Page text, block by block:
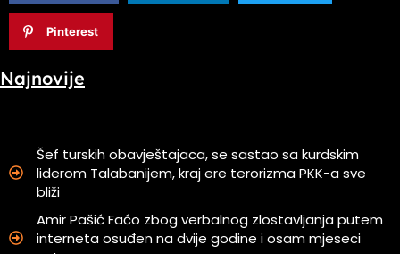
Pinterest
Najnovije
Šef turskih obavještajaca, se sastao sa kurdskim
liderom Talabanijem, kraj ere terorizma PKK-a sve
bliži
Amir Pašić Faćo zbog verbalnog zlostavljanja putem
interneta osuđen na dvije godine i osam mjeseci